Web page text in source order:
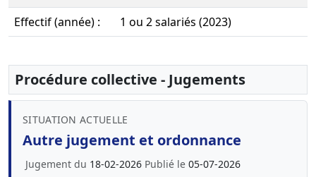
Effectif (année) : 1 ou 2 salariés (2023)
Procédure collective - Jugements
SITUATION ACTUELLE
Autre jugement et ordonnance
Jugement du 18-02-2026 Publié le 05-07-2026